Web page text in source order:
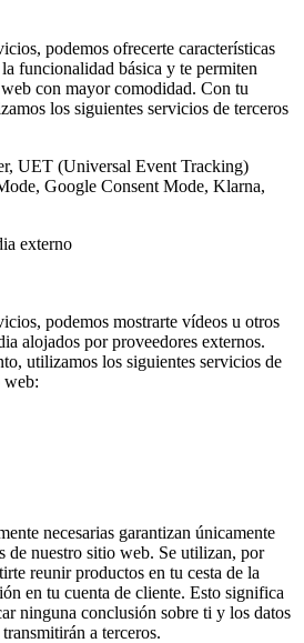
podemos ofrecerte características
funcionalidad básica y te permiten
con mayor comodidad. Con tu
los siguientes servicios de terceros
UET (Universal Event Tracking)
Google Consent Mode, Klarna,
externo
podemos mostrarte vídeos u otros
alojados por proveedores externos.
utilizamos los siguientes servicios de
web:
necesarias garantizan únicamente
de nuestro sitio web. Se utilizan, por
reunir productos en tu cesta de la
en tu cuenta de cliente. Esto significa
ninguna conclusión sobre ti y los datos
a terceros.